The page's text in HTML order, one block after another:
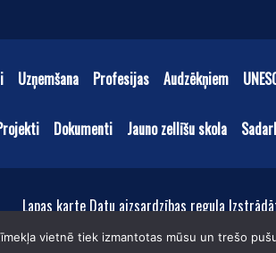
Uzņemšana Profesijas Audzēkņiem
Dokumenti Jauno zellīšu skola
Lapas karte Datu aizsardzības regula
Kuldīgas tehnoloģiju un tūrisma
vietnē tiek izmantotas mūsu un trešo